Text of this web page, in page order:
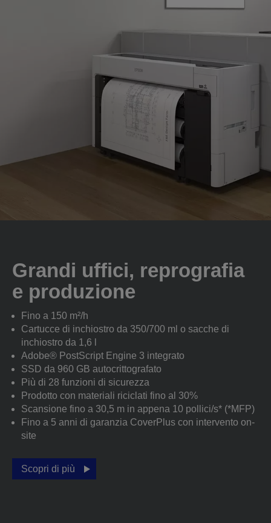
Grandi uffici, reprografia
e produzione
Fino a 150 m²/h
Cartucce di inchiostro da 350/700 ml o sacche di
inchiostro da 1,6 l
Adobe® PostScript Engine 3 integrato
SSD da 960 GB autocrittografato
Più di 28 funzioni di sicurezza
Prodotto con materiali riciclati fino al 30%
Scansione fino a 30,5 m in appena 10 pollici/s* (*MFP)
Fino a 5 anni di garanzia CoverPlus con intervento on-
site
Scopri di più